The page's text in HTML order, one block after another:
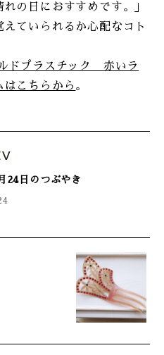
の日におすすめです。」
ていられるか心配なコト
ドプラスチック 赤いラ
はこちらから 。
24日のつぶやき